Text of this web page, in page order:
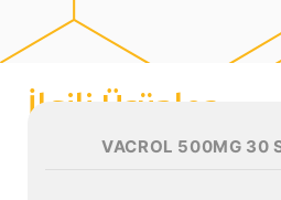
İlgili Ürünler
VACROL 500MG 30